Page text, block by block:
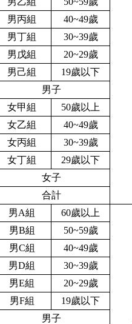
男丙組
40~49歲
男丁組
30~39歲
男戊組
20~29歲
男己組
19歲以下
男子
女甲組
50歲以上
女乙組
40~49歲
女丙組
30~39歲
女丁組
29歲以下
女子
合計
男A組 60歲以上
男B組
50~59歲
男C組
40~49歲
男D組
30~39歲
男E組
20~29歲
男F組
19歲以下
男子